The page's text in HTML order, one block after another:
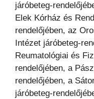
járóbeteg-
Elek Kórház és
rendelőjében, az
Intézet járóbeteg-
Reumatológiai és
rendelőjében, a
rendelőjében, a
járóbeteg-